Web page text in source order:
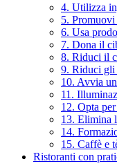
4. Utilizza
5.
6. Usa
7. Dona il
8. Riduci il
9. Riduci gli
10. Avvia
11.
12. Opta
13. Elimina
14.
15. Caffè e
Ristoranti con